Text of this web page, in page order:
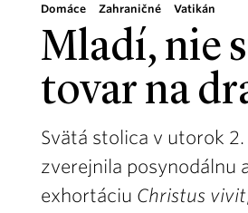
Domáce Zahraničné Vatikán
Mladí, nie
tovar na
Svätá stolica v utorok
zverejnila posynodálnu
exhortáciu Christus vivit